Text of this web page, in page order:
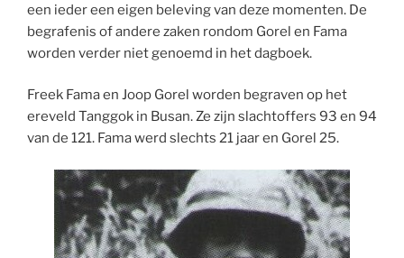
een ieder een eigen beleving van deze momenten. De
begrafenis of andere zaken rondom Gorel en Fama
worden verder niet genoemd in het dagboek.
Freek Fama en Joop Gorel worden begraven op het
ereveld Tanggok in Busan. Ze zijn slachtoffers 93 en 94
van de 121. Fama werd slechts 21 jaar en Gorel 25.